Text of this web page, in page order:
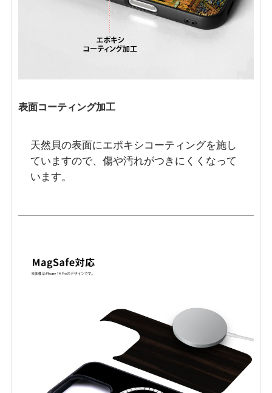
表面コーティング加工
天然貝の表面にエポキシコーティングを施し
ていますので、傷や汚れがつきにくくなって
います。